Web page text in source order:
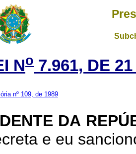
No 7.961, DE
nº 109, de 1989
DA
e eu